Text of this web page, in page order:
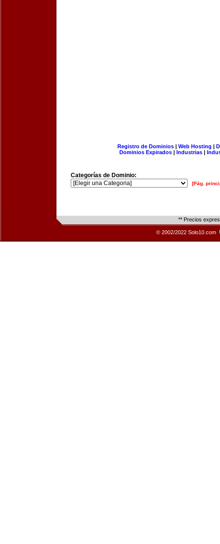
Registro de Dominios| Web Hosting |
Dominios Expirados | Industrias |
Categorías de Dominio:
[Pág.
** Precios
© 2002/2022 Solo10.com